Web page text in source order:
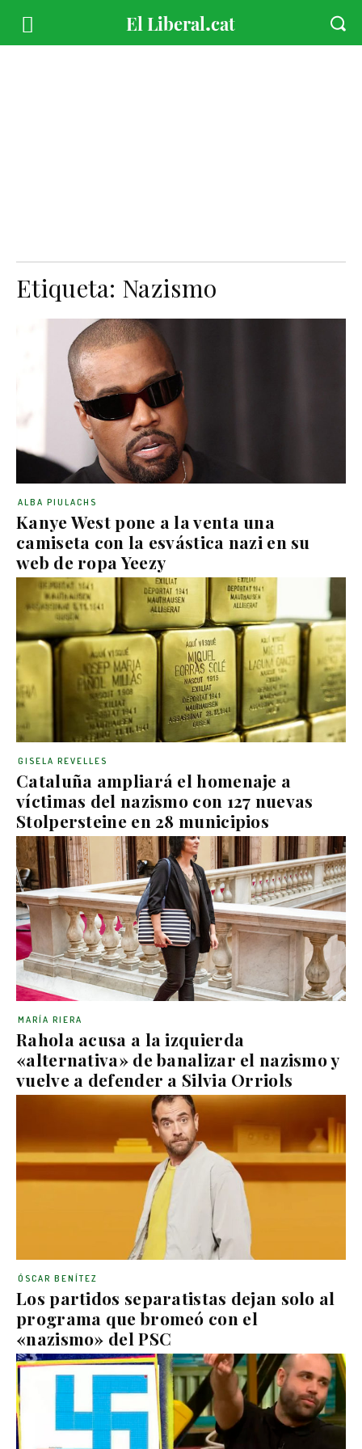
Etiqueta: Nazismo
Kanye West pone a la venta una
camiseta con la esvástica nazi en su
web de ropa Yeezy
ALBA PIULACHS
Cataluña ampliará el homenaje a
víctimas del nazismo con 127 nuevas
Stolpersteine en 28 municipios
GISELA REVELLES
Rahola acusa a la izquierda
«alternativa» de banalizar el nazismo y
vuelve a defender a Silvia Orriols
MARÍA RIERA
Los partidos separatistas dejan solo al
programa que bromeó con el
«nazismo» del PSC
ÓSCAR BENÍTEZ